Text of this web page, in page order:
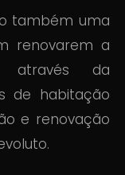
também uma
renovarem a
através da
de habitação
e renovação